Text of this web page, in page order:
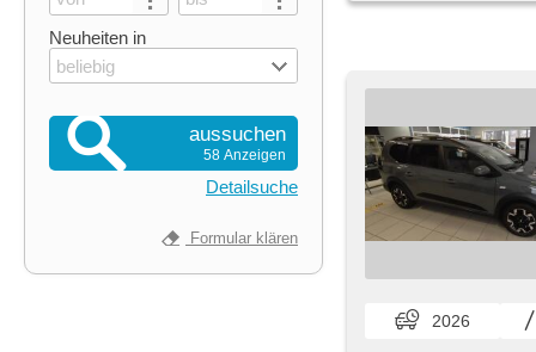
Neuheiten in
beliebig
aussuchen
58 Anzeigen
Detailsuche
Formular klären
2026